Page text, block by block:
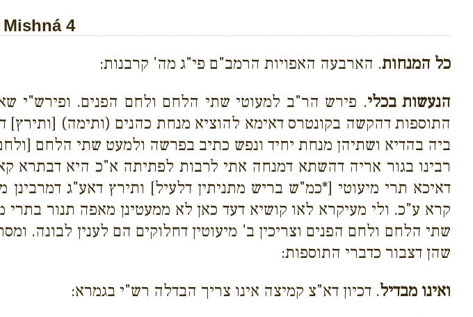
4
כל המנחות. הארבעה האפויות הרמב"ם פי"ג מה' קרבנות:
הנעשות בכלי. פירש הר"ב למעוטי שתי הלחם ולחם הפנים. ופירש"י
התוספות דהקשה בקונטרס דאימא להוציא מנחת כהנים (ותימה)
ביה בהדיא ושתיהן מנחת יחיד ונפש כתיב בפרשה ולמעט שתי הלחם
רבינו בגור אריה דהשתא דמנחה אתי לרבות לפתיתה א"כ היא דבתרא
דאיכא תרי מיעוטי [*כמ"ש בריש מתניתין דלעיל] ותירץ דאע"ג
קרא ע"כ. ולי מעיקרא לאו קושיא דעד כאן לא ממעטינן מאפה תנור
שתי הלחם ולחם הפנים וצריכין ב' מיעוטין דחלוקים הם לענין לבונה.
שהן דצבור כדברי התוספות:
ואינו מבדיל. דכיון דא"צ קמיצה אינו צריך הבדלה רש"י בגמרא: